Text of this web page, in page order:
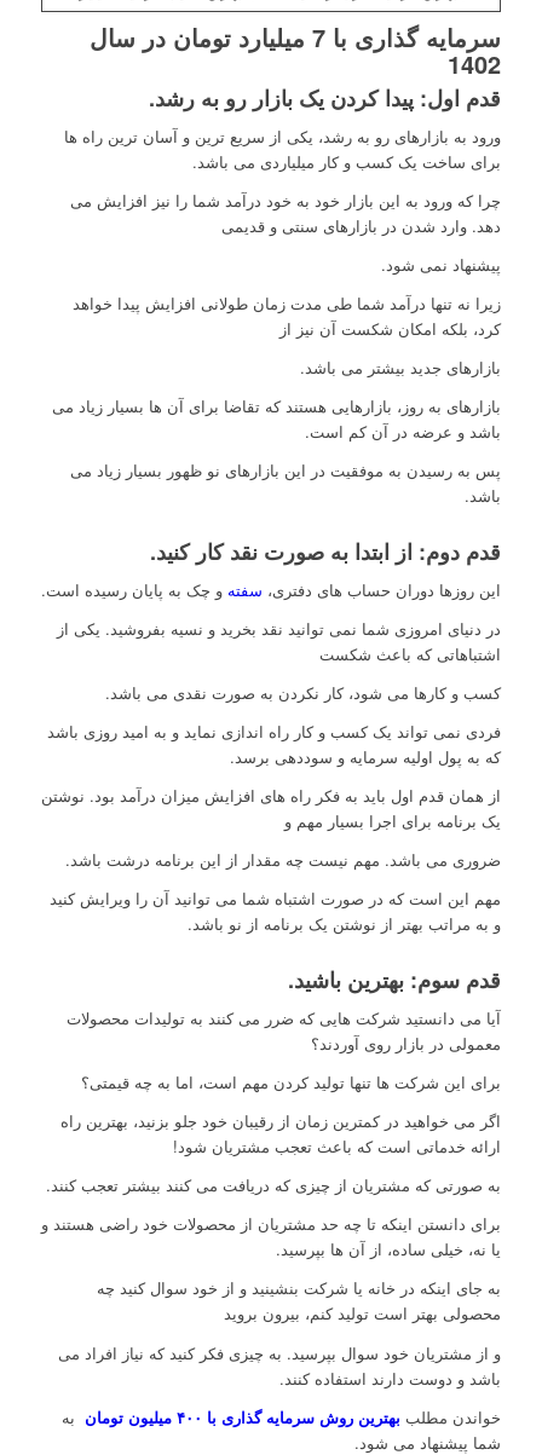
سرمایه گذاری با 7 میلیارد تومان در سال
1402
قدم اول: پیدا کردن یک بازار رو به رشد.
ورود به بازارهای رو به رشد، یکی از سریع ترین و آسان ترین راه ها
برای ساخت یک کسب و کار میلیاردی می باشد.
چرا که ورود به این بازار خود به خود درآمد شما را نیز افزایش می
دهد. وارد شدن در بازارهای سنتی و قدیمی
پیشنهاد نمی شود.
زیرا نه تنها درآمد شما طی مدت زمان طولانی افزایش پیدا خواهد
کرد، بلکه امکان شکست آن نیز از
بازارهای جدید بیشتر می باشد.
بازارهای به روز، بازارهایی هستند که تقاضا برای آن ها بسیار زیاد می
باشد و عرضه در آن کم است.
پس به رسیدن به موفقیت در این بازارهای نو ظهور بسیار زیاد می
باشد.
قدم دوم: از ابتدا به صورت نقد کار کنید.
این روزها دوران حساب های دفتری، سفته و چک به پایان رسیده است.
در دنیای امروزی شما نمی توانید نقد بخرید و نسیه بفروشید. یکی از
اشتباهاتی که باعث شکست
کسب و کارها می شود، کار نکردن به صورت نقدی می باشد.
فردی نمی تواند یک کسب و کار راه اندازی نماید و به امید روزی باشد
که به پول اولیه سرمایه و سوددهی برسد.
از همان قدم اول باید به فکر راه های افزایش میزان درآمد بود. نوشتن
یک برنامه برای اجرا بسیار مهم و
ضروری می باشد. مهم نیست چه مقدار از این برنامه درشت باشد.
مهم این است که در صورت اشتباه شما می توانید آن را ویرایش کنید
و به مراتب بهتر از نوشتن یک برنامه از نو باشد.
قدم سوم: بهترین باشید.
آیا می دانستید شرکت هایی که ضرر می کنند به تولیدات محصولات
معمولی در بازار روی آوردند؟
برای این شرکت ها تنها تولید کردن مهم است، اما به چه قیمتی؟
اگر می خواهید در کمترین زمان از رقیبان خود جلو بزنید، بهترین راه
ارائه خدماتی است که باعث تعجب مشتریان شود!
به صورتی که مشتریان از چیزی که دریافت می کنند بیشتر تعجب کنند.
برای دانستن اینکه تا چه حد مشتریان از محصولات خود راضی هستند و
یا نه، خیلی ساده، از آن ها بپرسید.
به جای اینکه در خانه یا شرکت بنشینید و از خود سوال کنید چه
محصولی بهتر است تولید کنم، بیرون بروید
و از مشتریان خود سوال بپرسید. به چیزی فکر کنید که نیاز افراد می
باشد و دوست دارند استفاده کنند.
خواندن مطلب بهترین روش سرمایه گذاری با ۴۰۰ میلیون تومان
به
شما پیشنهاد می شود.